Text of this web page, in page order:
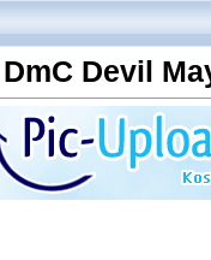
DmC Devil